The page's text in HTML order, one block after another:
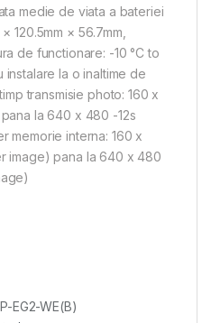
medie de viata a bateriei
120.5mm × 56.7mm,
de functionare: -10 °C to
instalare la o inaltime de
transmisie photo: 160 x
la 640 x 480 -12s
memorie interna: 160 x
image) pana la 640 x 480
EG2-WE(B)